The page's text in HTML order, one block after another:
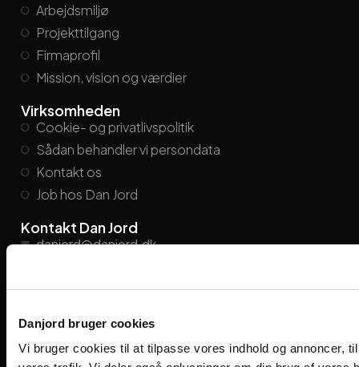
Danjord bruger cookies
Vi bruger cookies til at tilpasse vores indhold og annoncer,
Arbejdsmiljø
Projekttilgang
Firmaprofil
Mission, vision og værdier
Virksomheden
Cookie- og privatlivspolitik
Sådan behandler vi persondata
Kontakt os
Job hos Dan Jord
Kontakt Dan Jord
danjord@danjord.dk
Find medarbejder
Følg os på de sociale medier